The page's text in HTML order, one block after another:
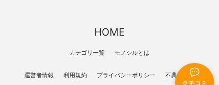
クチコミ
HOME
カテゴリ一覧 モノシルとは
運営者情報 利用規約 プライバシーポリシー 不具合報告